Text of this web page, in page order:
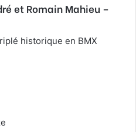
et Romain Mahieu –
historique en BMX